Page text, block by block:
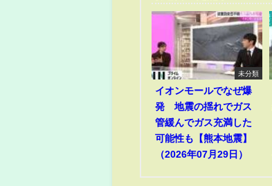
未分類
イオンモールでなぜ爆
発 地震の揺れでガス
管緩んでガス充満した
可能性も【熊本地震】
（2026年07月29日）